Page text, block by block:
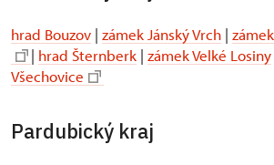
hrad Bouzov | zámek Jánský Vrch |
| hrad Šternberk | zámek Velké Losiny
Všechovice
Pardubický kraj